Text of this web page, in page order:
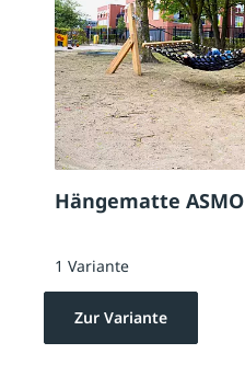
Hängematte ASMO
1 Variante
Zur Variante